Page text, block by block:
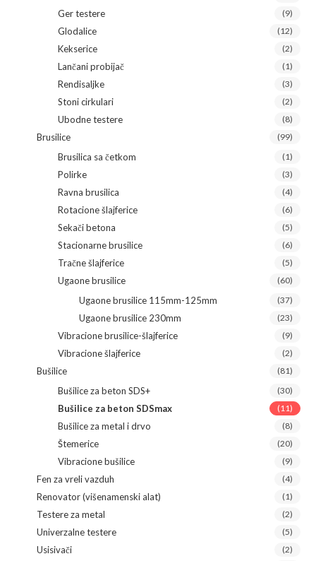
Ger testere (9)
Glodalice (12)
Kekserice (2)
Lančani probijač (1)
Rendisaljke (3)
Stoni cirkulari (2)
Ubodne testere (8)
Brusilice (99)
Brusilica sa četkom (1)
Polirke (3)
Ravna brusilica (4)
Rotacione šlajferice (6)
Sekači betona (5)
Stacionarne brusilice (6)
Tračne šlajferice (5)
Ugaone brusilice (60)
Ugaone brusilice 115mm-125mm (37)
Ugaone brusilice 230mm (23)
Vibracione brusilice-šlajferice (9)
Vibracione šlajferice (2)
Bušilice (81)
Bušilice za beton SDS+ (30)
Bušilice za beton SDSmax (11)
Bušilice za metal i drvo (8)
Štemerice (20)
Vibracione bušilice (9)
Fen za vreli vazduh (4)
Renovator (višenamenski alat) (1)
Testere za metal (2)
Univerzalne testere (5)
Usisivači (2)